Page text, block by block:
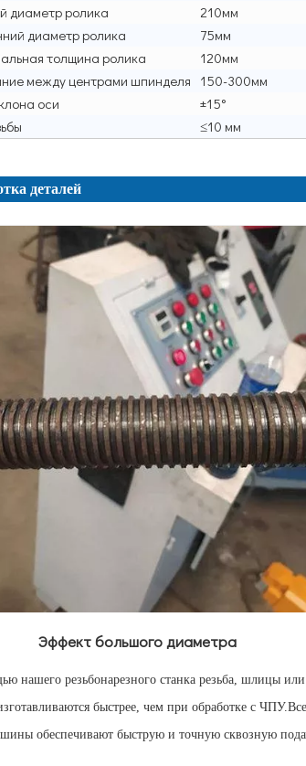
диаметр ролика
210мм
диаметр ролика
75мм
толщина ролика
120мм
между центрами шпинделя 150-300мм
оси
±15°
≤10 мм
деталей
Эффект большого диаметра
нашего резьбонарезного станка резьба, шлицы или
быстрее, чем при обработке с ЧПУ.Все
обеспечивают быструю и точную сквозную